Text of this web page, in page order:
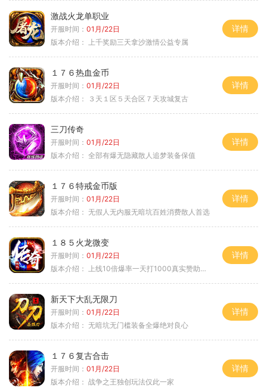
激战火龙单职业
开服时间： 01月/22日
版本介绍：
上千奖励三天拿沙激情公益专属
详情
１７６热血金币
开服时间： 01月/22日
版本介绍：
３天１区５天合区７天攻城复古
详情
三刀传奇
开服时间： 01月/22日
版本介绍： 全部有爆无隐藏散人追梦装备保值
详情
１７６特戒金币版
开服时间： 01月/22日
版本介绍： 无假人无内服无暗坑百姓消费散人首选
详情
１８５火龙微变
开服时间： 01月/22日
版本介绍：
上线10倍爆率一天打1000真实赞助一夜终
详情
新天下大乱无限刀
开服时间： 01月/22日
版本介绍： 无暗坑无门槛装备全爆绝对良心
详情
１７６复古合击
开服时间： 01月/22日
版本介绍： 战争之王独创玩法仅此一家
详情